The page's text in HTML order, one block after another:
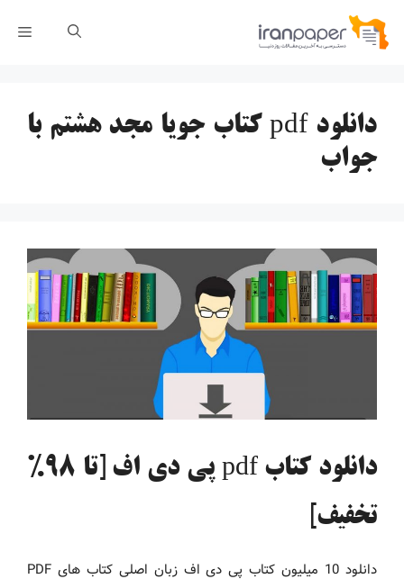
پرش
دانلود pdf کتاب جویا مجد هشتم با
جواب
دانلود کتاب pdf پی دی اف [تا 98%
تخفیف]
دانلود 10 میلیون کتاب پی دی اف زبان اصلی کتاب های PDF